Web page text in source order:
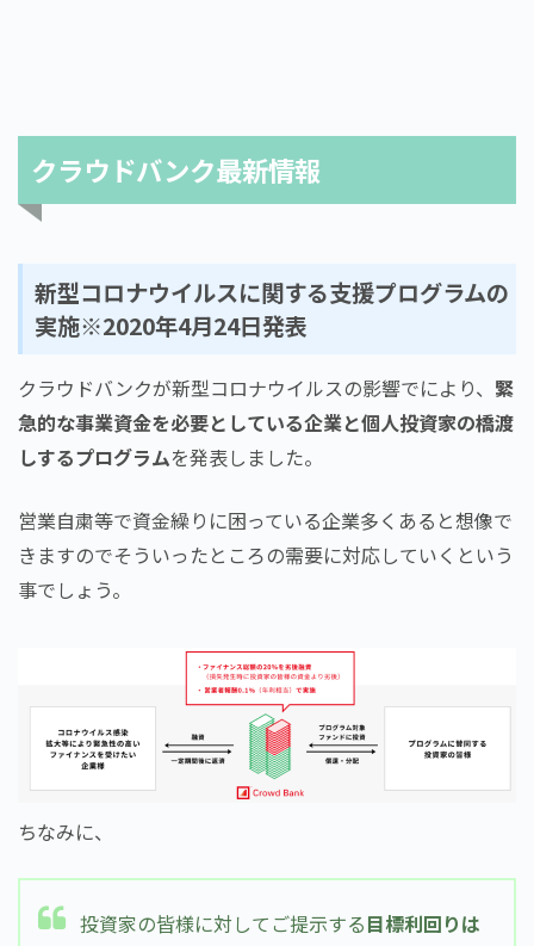
クラウドバンク最新情報
新型コロナウイルスに関する支援プログラムの
実施※2020年4月24日発表
クラウドバンクが新型コロナウイルスの影響でにより、 緊
急的な事業資金を必要としている企業と個人投資家の橋渡
しするプログラムを発表しました。
営業自粛等で資金繰りに困っている企業多くあると想像で
きますのでそういったところの需要に対応していくという
事でしょう。
ちなみに、
投資家の皆様に対してご提示する目標利回りは